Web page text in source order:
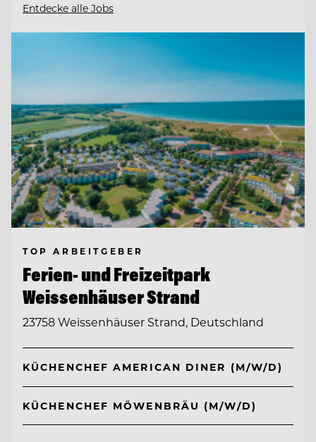
Entdecke alle Jobs
TOP ARBEITGEBER
Ferien- und Freizeitpark
Weissenhäuser Strand
23758 Weissenhäuser Strand, Deutschland
KÜCHENCHEF AMERICAN DINER (M/W/D)
KÜCHENCHEF MÖWENBRÄU (M/W/D)